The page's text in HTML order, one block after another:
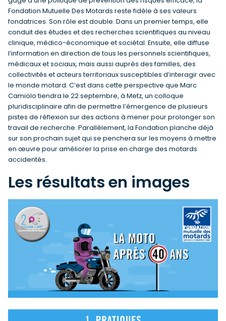
Fondation Mutuelle Des Motards reste fidèle à ses valeurs
fondatrices. Son rôle est double. Dans un premier temps, elle
conduit des études et des recherches scientifiques au niveau
clinique, médico-économique et sociétal. Ensuite, elle diffuse
l’information en direction de tous les personnels scientifiques,
médicaux et sociaux, mais aussi auprès des familles, des
collectivités et acteurs territoriaux susceptibles d’interagir avec
le monde motard. C’est dans cette perspective que Marc
Camiolo tiendra le 22 septembre, à Metz, un colloque
pluridisciplinaire afin de permettre l’émergence de plusieurs
pistes de réflexion sur des actions à mener pour prolonger son
travail de recherche. Parallèlement, la Fondation planche déjà
sur son prochain sujet qui se penchera sur les moyens à mettre
en œuvre pour améliorer la prise en charge des motards
accidentés.
Les résultats en images